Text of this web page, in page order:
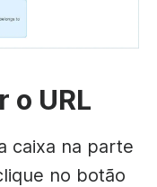
o URL
caixa na parte
no botão